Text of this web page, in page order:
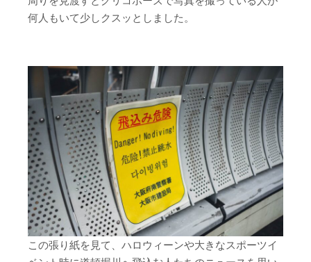
何人もいて少しクスッとしました。
この張り紙を見て、ハロウィーンや大きなスポーツイ